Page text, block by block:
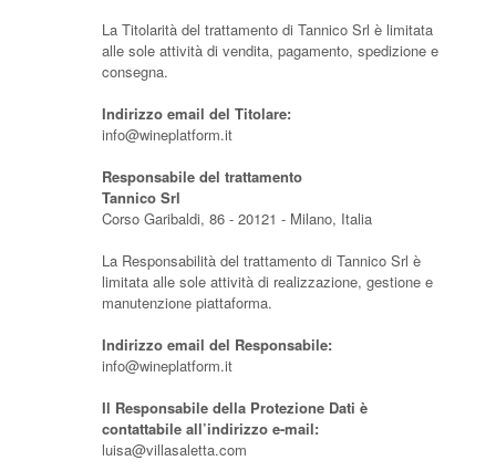
La Titolarità del trattamento di Tannico Srl è limitata
alle sole attività di vendita, pagamento, spedizione e
consegna.
Indirizzo email del Titolare:
info@wineplatform.it
Responsabile del trattamento
Tannico Srl
Corso Garibaldi, 86 - 20121 - Milano, Italia
La Responsabilità del trattamento di Tannico Srl è
limitata alle sole attività di realizzazione, gestione e
manutenzione piattaforma.
Indirizzo email del Responsabile:
info@wineplatform.it
Il Responsabile della Protezione Dati è
contattabile all’indirizzo e-mail:
luisa@villasaletta.com